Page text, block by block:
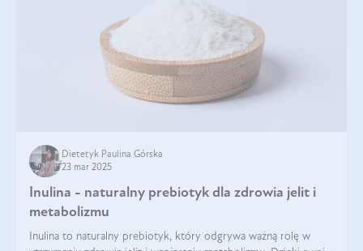
Dietetyk Paulina Górska
23 mar 2025
Inulina - naturalny prebiotyk dla zdrowia jelit i
metabolizmu
Inulina to naturalny prebiotyk, który odgrywa ważną rolę w